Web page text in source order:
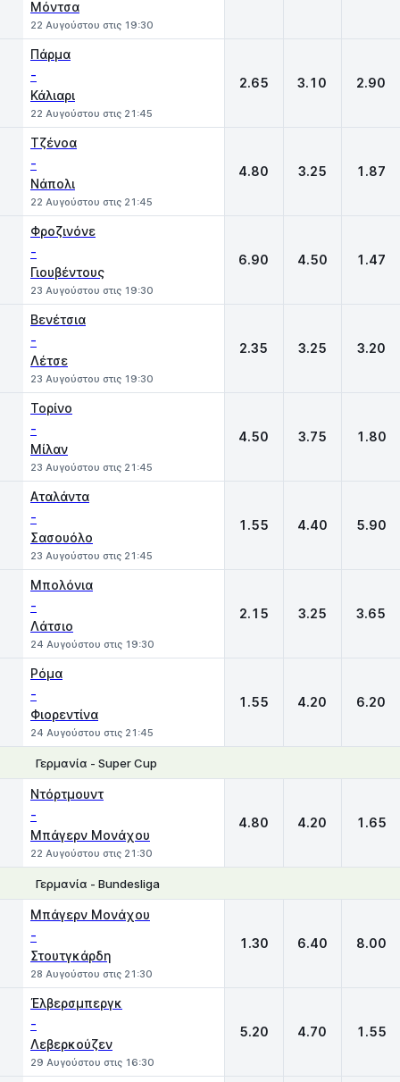
Μόντσα
22 Αυγούστου στις 19:30
Πάρμα
-
Κάλιαρι
22 Αυγούστου στις 21:45
2.65 3.10 2.90
Τζένοα
-
Νάπολι
22 Αυγούστου στις 21:45
4.80 3.25 1.87
Φροζινόνε
-
Γιουβέντους
23 Αυγούστου στις 19:30
6.90 4.50 1.47
Βενέτσια
-
Λέτσε
23 Αυγούστου στις 19:30
2.35 3.25 3.20
Τορίνο
-
Μίλαν
23 Αυγούστου στις 21:45
4.50 3.75 1.80
Αταλάντα
-
Σασουόλο
23 Αυγούστου στις 21:45
1.55 4.40 5.90
Μπολόνια
-
Λάτσιο
24 Αυγούστου στις 19:30
2.15 3.25 3.65
Ρόμα
-
Φιορεντίνα
24 Αυγούστου στις 21:45
1.55 4.20 6.20
Γερμανία - Super Cup
Ντόρτμουντ
-
Μπάγερν Μονάχου
22 Αυγούστου στις 21:30
4.80 4.20 1.65
Γερμανία - Bundesliga
Μπάγερν Μονάχου
-
Στουτγκάρδη
28 Αυγούστου στις 21:30
1.30 6.40 8.00
Έλβερσμπεργκ
-
Λεβερκούζεν
29 Αυγούστου στις 16:30
5.20 4.70 1.55